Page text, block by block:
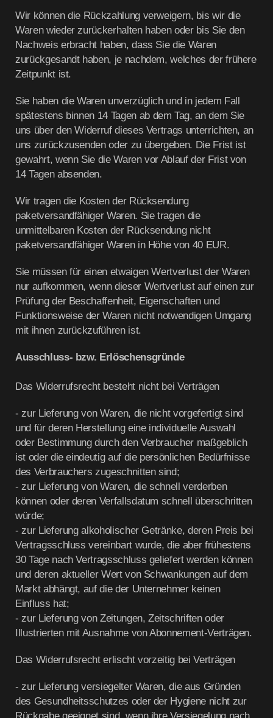
Wir können die Rückzahlung verweigern, bis wir die
Waren wieder zurückerhalten haben oder bis Sie den
Nachweis erbracht haben, dass Sie die Waren
zurückgesandt haben, je nachdem, welches der frühere
Zeitpunkt ist.
Sie haben die Waren unverzüglich und in jedem Fall
spätestens binnen 14 Tagen ab dem Tag, an dem Sie
uns über den Widerruf dieses Vertrags unterrichten, an
uns zurückzusenden oder zu übergeben. Die Frist ist
gewahrt, wenn Sie die Waren vor Ablauf der Frist von
14 Tagenabsenden.
Wir tragen die Kosten der Rücksendung
paketversandfähiger Waren. Sie tragen die
unmittelbaren Kosten der Rücksendung nicht
paketversandfähiger Waren in Höhe von 40 EUR.
Sie müssen für einen etwaigen Wertverlust der Waren
nur aufkommen, wenn dieser Wertverlust auf einen zur
Prüfung der Beschaffenheit, Eigenschaften und
Funktionsweise der Waren nicht notwendigen Umgang
mit ihnen zurückzuführen ist.
Ausschluss- bzw. Erlöschensgründe
Das Widerrufsrecht besteht nicht bei Verträgen
- zur Lieferung von Waren, die nicht vorgefertigt sind
und für deren Herstellung eine individuelle Auswahl
oder Bestimmung durch den Verbraucher maßgeblich
ist oder die eindeutig auf die persönlichen Bedürfnisse
des Verbrauchers zugeschnitten sind;
- zur Lieferung von Waren, die schnell verderben
können oder deren Verfallsdatum schnell überschritten
würde;
- zur Lieferung alkoholischer Getränke, deren Preis bei
Vertragsschluss vereinbart wurde, die aber frühestens
30 Tage nach Vertragsschluss geliefert werden können
und deren aktueller Wert von Schwankungen auf dem
Markt abhängt, auf die der Unternehmer keinen
Einfluss hat;
- zur Lieferung von Zeitungen, Zeitschriften oder
Illustrierten mit Ausnahme von Abonnement-Verträgen.
Das Widerrufsrecht erlischt vorzeitig bei Verträgen
- zur Lieferung versiegelter Waren, die aus Gründen
des Gesundheitsschutzes oder der Hygiene nicht zur